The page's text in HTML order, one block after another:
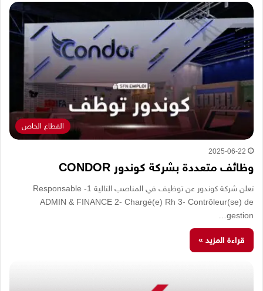
القطاع الخاص
2025-06-22
وظائف متعددة بشركة كوندور CONDOR
تعلن شركة كوندور عن توظيف في المناصب التالية 1- Responsable
ADMIN & FINANCE 2- Chargé(e) Rh 3- Contrôleur(se) de
gestion…
قراءة المزيد »